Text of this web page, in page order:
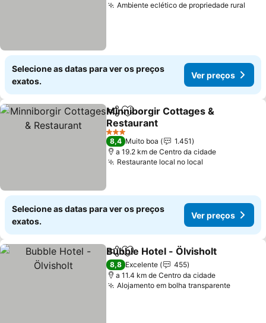
Ambiente eclético de propriedade rural
Selecione as datas para ver os preços
exatos.
Ver preços
PartilharAdicionar aos favoritos
Minniborgir Cottages &
Restaurant
3 Estrelas
8,4 Muito boa
1.451
a 19.2 km de Centro da cidade
Restaurante local no local
Selecione as datas para ver os preços
exatos.
Ver preços
PartilharAdicionar aos favoritos
Bubble Hotel - Ölvisholt
8,8 Excelente
455
a 11.4 km de Centro da cidade
Alojamento em bolha transparente